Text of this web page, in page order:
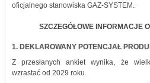
oficjalnego stanowiska GAZ-SYSTEM.
SZCZEGÓŁOWE INFORMACJE
1. DEKLAROWANY POTENCJAŁ
Z przesłanych ankiet wynika, że
wzrastać od 2029 roku.